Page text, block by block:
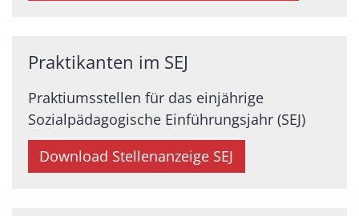
Praktikanten im SEJ
Praktiumsstellen für das einjährige
Sozialpädagogische Einführungsjahr (SEJ)
Download Stellenanzeige SEJ